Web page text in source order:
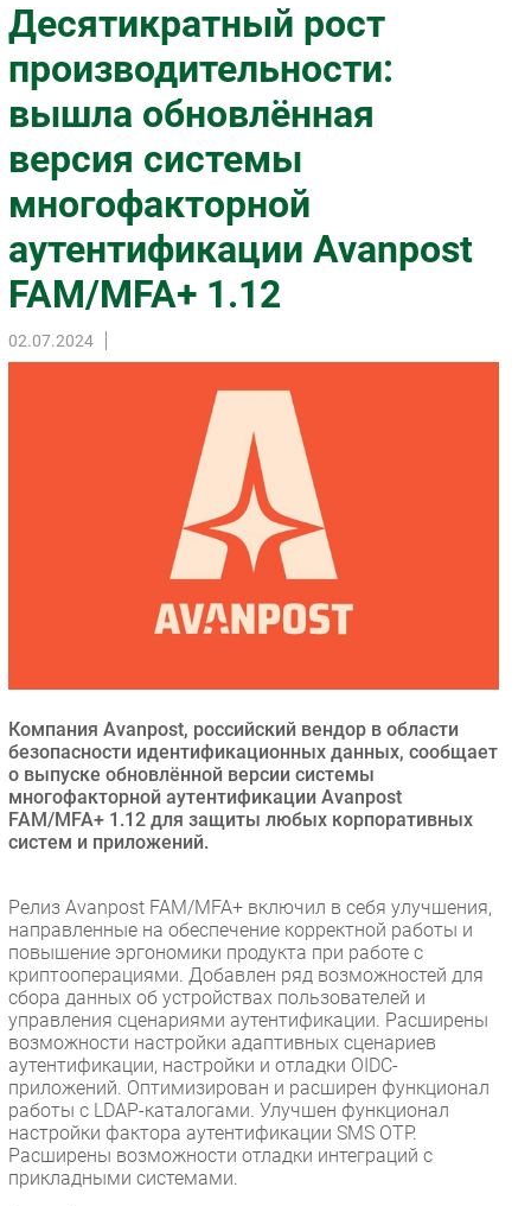
Импорто­замещение
Автоматизация Промышленности
Интернет
Фиксированная связь
Интеграция
Рынок ПК
Торговые сети
Оборудование
CIO/Управление ИТ
РАЗДЕЛЫ
Новости
Аналитика
Мероприятия
Проекты
IT класс
Тестовый стенд
Каталог компаний
Десятикратный рост
производительности:
вышла обновлённая
версия системы
многофакторной
аутентификации Avanpost
FAM/MFA+ 1.12
02.07.2024
Компания Avanpost, российский вендор в области
безопасности идентификационных данных, сообщает
о выпуске обновлённой версии системы
многофакторной аутентификации Avanpost
FAM/MFA+ 1.12 для защиты любых корпоративных
систем и приложений.
Релиз Avanpost FAM/MFA+ включил в себя улучшения,
направленные на обеспечение корректной работы и
повышение эргономики продукта при работе с
криптооперациями. Добавлен ряд возможностей для
сбора данных об устройствах пользователей и
управления сценариями аутентификации. Расширены
возможности настройки адаптивных сценариев
аутентификации, настройки и отладки OIDC-
приложений. Оптимизирован и расширен функционал
работы с LDAP-каталогами. Улучшен функционал
настройки фактора аутентификации SMS OTP.
Расширены возможности отладки интеграций с
прикладными системами.